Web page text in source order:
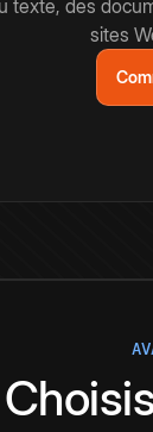
texte, des
sites